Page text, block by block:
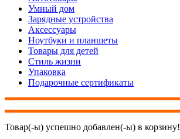
Умный дом
Зарядные устройства
Аксессуары
Ноутбуки и планшеты
Товары для детей
Стиль жизни
Упаковка
Подарочные сертификаты
Товар(-ы) успешно добавлен(-ы) в корзину!